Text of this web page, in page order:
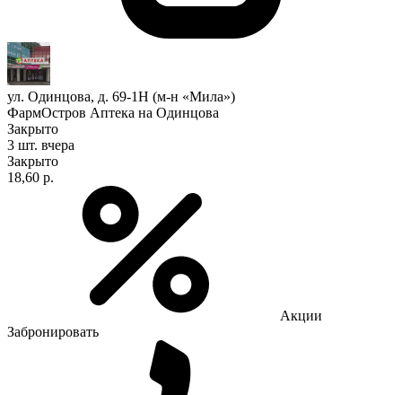
ул. Одинцова, д. 69-1Н (м-н «Мила»)
ФармОстров Аптека на Одинцова
Закрыто
3 шт. вчера
Закрыто
18,60 р.
Акции
Забронировать